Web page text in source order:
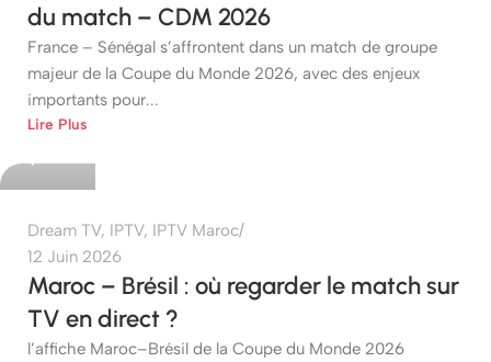
du match – CDM 2026
France – Sénégal s’affrontent dans un match de groupe
majeur de la Coupe du Monde 2026, avec des enjeux
importants pour...
Lire Plus
etshop
Dream TV, IPTV, IPTV Maroc
12 Juin 2026
Maroc – Brésil : où regarder le match sur
TV en direct ?
l’affiche Maroc–Brésil de la Coupe du Monde 2026